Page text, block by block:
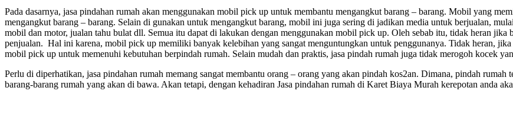
Pada dasarnya, jasa pindahan rumah akan menggunakan mobil pick up untuk membantu mengangkut barang – barang. Mobil yang
mengangkut barang – barang. Selain di gunakan untuk mengangkut barang, mobil ini juga sering di jadikan media untuk berjualan,
mobil dan motor, jualan tahu bulat dll. Semua itu dapat di lakukan dengan menggunakan mobil pick up. Oleh sebab itu, tidak heran
penjualan. Hal ini karena, mobil pick up memiliki banyak kelebihan yang sangat menguntungkan untuk penggunanya. Tidak heran,
mobil pick up untuk memenuhi kebutuhan berpindah rumah. Selain mudah dan praktis, jasa pindah rumah juga tidak merogoh kocek
Perlu di diperhatikan, jasa pindahan rumah memang sangat membantu orang – orang yang akan pindah kos2an. Dimana, pindah rumah
barang-barang rumah yang akan di bawa. Akan tetapi, dengan kehadiran Jasa pindahan rumah di Karet Biaya Murah kerepotan anda